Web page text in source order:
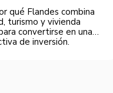
qué Flandes combina
turismo y vivienda
convertirse en una
de inversión.